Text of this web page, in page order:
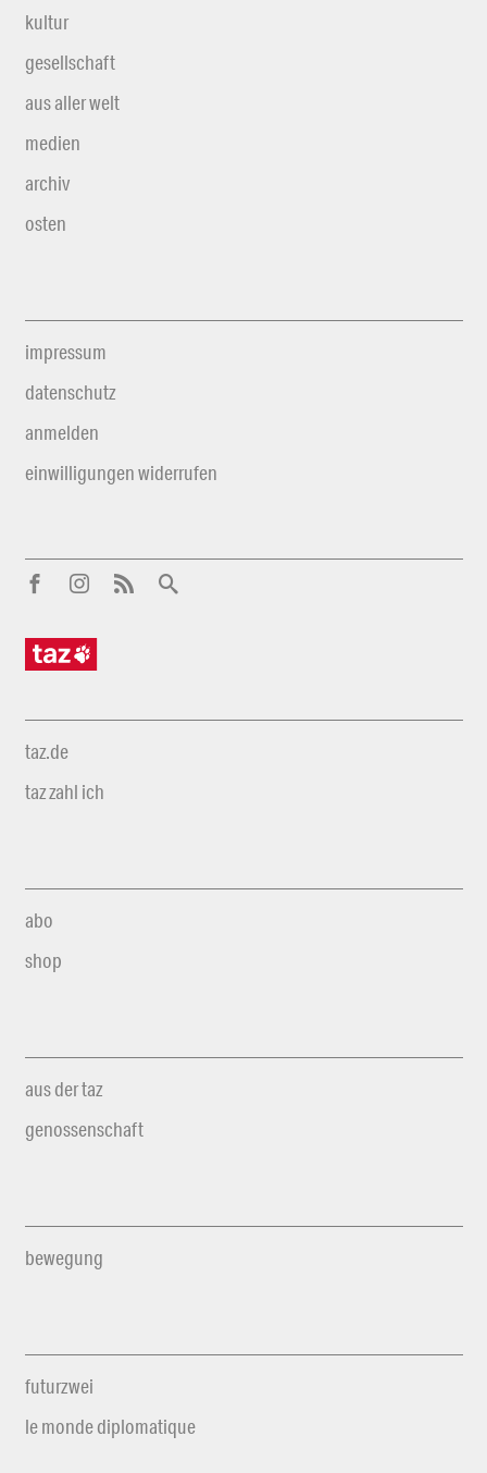
kultur
gesellschaft
aus aller welt
medien
archiv
osten
impressum
datenschutz
anmelden
einwilligungen widerrufen
taz.de
taz zahl ich
abo
shop
aus der taz
genossenschaft
bewegung
futurzwei
le monde diplomatique